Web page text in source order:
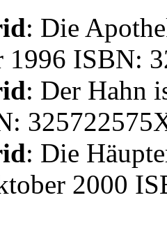
: Die
1996 ISBN:
: Der Hahn
: Die
2000